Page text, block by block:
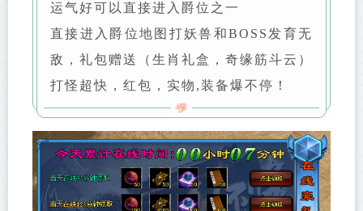
运气好可以直接进入爵位之一
直接进入爵位地图打妖兽和BOSS发育无
敌，礼包赠送（生肖礼盒，奇缘筋斗云）
打怪超快，红包，实物,装备爆不停！